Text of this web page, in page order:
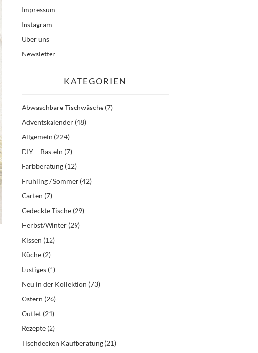
Impressum
Instagram
Über uns
Newsletter
KATEGORIEN
Abwaschbare Tischwäsche (7)
Adventskalender (48)
Allgemein (224)
DIY – Basteln (7)
Farbberatung (12)
Frühling / Sommer (42)
Garten (7)
Gedeckte Tische (29)
Herbst/Winter (29)
Kissen (12)
Küche (2)
Lustiges (1)
Neu in der Kollektion (73)
Ostern (26)
Outlet (21)
Rezepte (2)
Tischdecken Kaufberatung (21)